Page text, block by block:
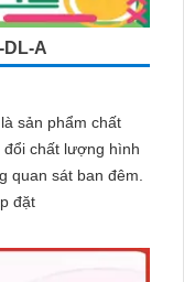
DL-A
sản phẩm chất
chất lượng hình
quan sát ban đêm.
đặt